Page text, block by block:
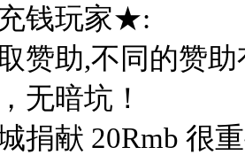
钱玩家★:
赞助,不同的赞
无暗坑！
捐献 20Rmb 很